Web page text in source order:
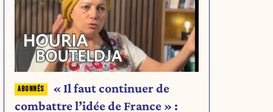
« Il faut continuer de
combattre l’idée de France » :